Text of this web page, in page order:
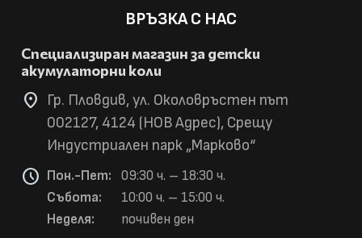
ВРЪЗКА С НАС
Специализиран магазин за детски
акумулаторни коли
location_on
Гр. Пловдив, ул. Околовръстен път
002127, 4124 (НОВ Адрес), Срещу
Индустриален парк „Марково“
schedule Пон.-Пет:
09:30 ч. – 18:30 ч.
Събота:
10:00 ч. – 15:00 ч.
Неделя:
почивен ден